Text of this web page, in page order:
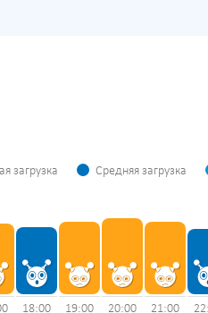
загрузка Средняя загрузка
18:00 19:00 20:00 21:00